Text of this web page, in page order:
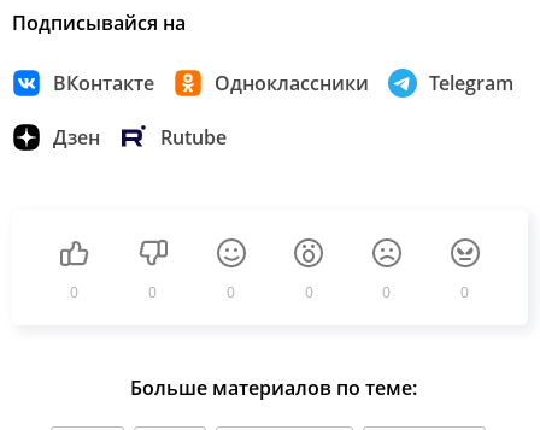
Подписывайся на
ВКонтакте Одноклассники Telegram
Дзен Rutube
0 0 0 0 0 0
Больше материалов по теме: